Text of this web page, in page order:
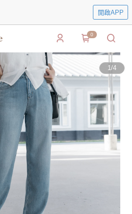
開啟APP
0
1/4